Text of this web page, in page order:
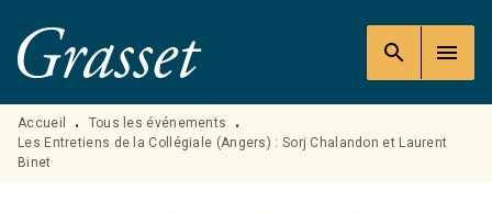
MENU RECHERCHE
PIED DE PAGE
search menu
Accueil • Tous les événements
•
Les Entretiens de la Collégiale (Angers) : Sorj Chalandon et Laurent
Binet